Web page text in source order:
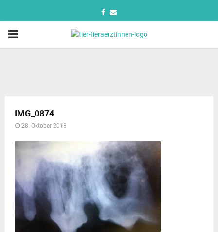
IMG_0874
28. Oktober 2018